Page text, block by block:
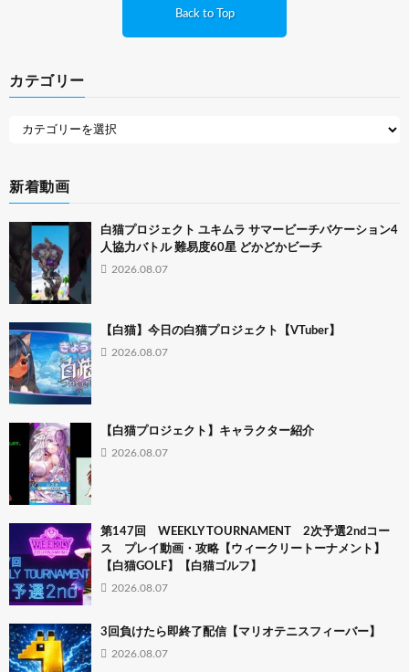
Back to Top
カテゴリー
新着動画
白猫プロジェクト ユキムラ サマービーチバケーション4
人協力バトル 難易度60星 どかどかビーチ
2026.08.07
【白猫】今日の白猫プロジェクト【VTuber】
2026.08.07
【白猫プロジェクト】キャラクター紹介
2026.08.07
第147回 WEEKLY TOURNAMENT 2次予選2ndコー
ス プレイ動画・攻略【ウィークリートーナメント】
【白猫GOLF】【白猫ゴルフ】
2026.08.07
3回負けたら即終了配信【マリオテニスフィーバー】
2026.08.07